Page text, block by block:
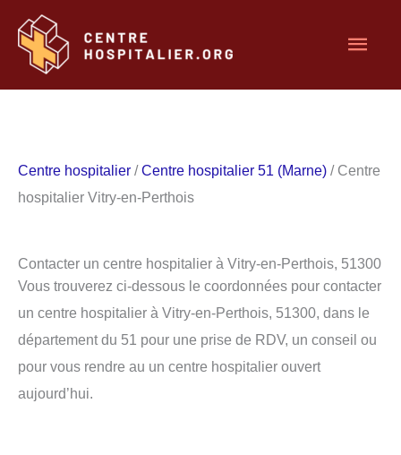
contenu
Centre hospitalier /Centre hospitalier 51 (Marne) / Centre
hospitalier Vitry-en-Perthois
Contacter un centre hospitalier à Vitry-en-Perthois, 51300
Vous trouverez ci-dessous le coordonnées pour contacter
un centre hospitalier à Vitry-en-Perthois, 51300, dans le
département du 51 pour une prise de RDV, un conseil ou
pour vous rendre au un centre hospitalier ouvert
aujourd’hui.